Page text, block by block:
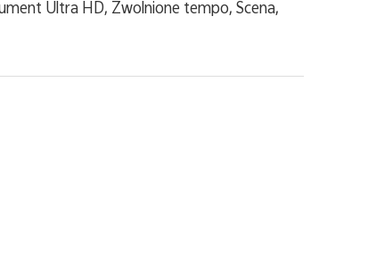
Ultra HD, Zwolnione tempo, Scena,